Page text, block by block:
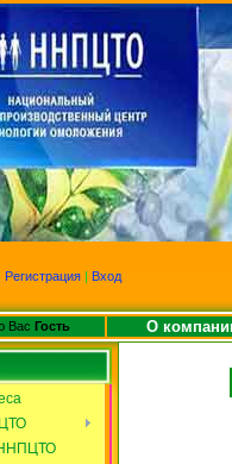
Регистрация | Вход
Вас Гость О
ННПЦТО